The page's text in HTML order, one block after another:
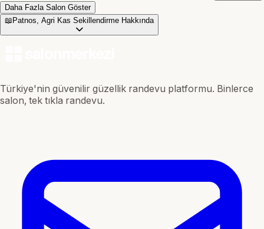
Daha Fazla Salon Göster
📖 Patnos, Agri Kas Sekillendirme Hakkında
Türkiye'nin güvenilir güzellik randevu platformu. Binlerce
salon, tek tıkla randevu.